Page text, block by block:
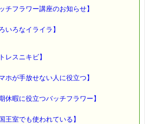
プ
3等）の範囲内で割引きになります。
カゴで内容確認する際に決定します。
サポート」などの割引き商品は対象外で
枚しかご利用いただけません。
チフラワー講座のお知らせ】
いろなイライラ】
レスニキビ】
ホが手放せない人に役立つ】
休暇に役立つバッチフラワー】
王室でも使われている】